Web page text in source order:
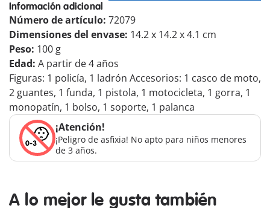
Información adicional
Número de artículo: 72079
Dimensiones del envase: 14.2 x 14.2 x 4.1 cm
Peso: 100 g
Edad: A partir de 4 años
Figuras: 1 policía, 1 ladrón Accesorios: 1 casco de moto,
2 guantes, 1 funda, 1 pistola, 1 motocicleta, 1 gorra, 1
monopatín, 1 bolso, 1 soporte, 1 palanca
¡Atención!
¡Peligro de asfixia! No apto para niños menores
de 3 años.
A lo mejor le gusta también